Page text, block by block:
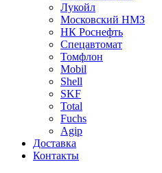
Лукойл
Московский НМЗ
НК Роснефть
Спецавтомат
Томфлон
Mobil
Shell
SKF
Total
Fuchs
Agip
Доставка
Контакты